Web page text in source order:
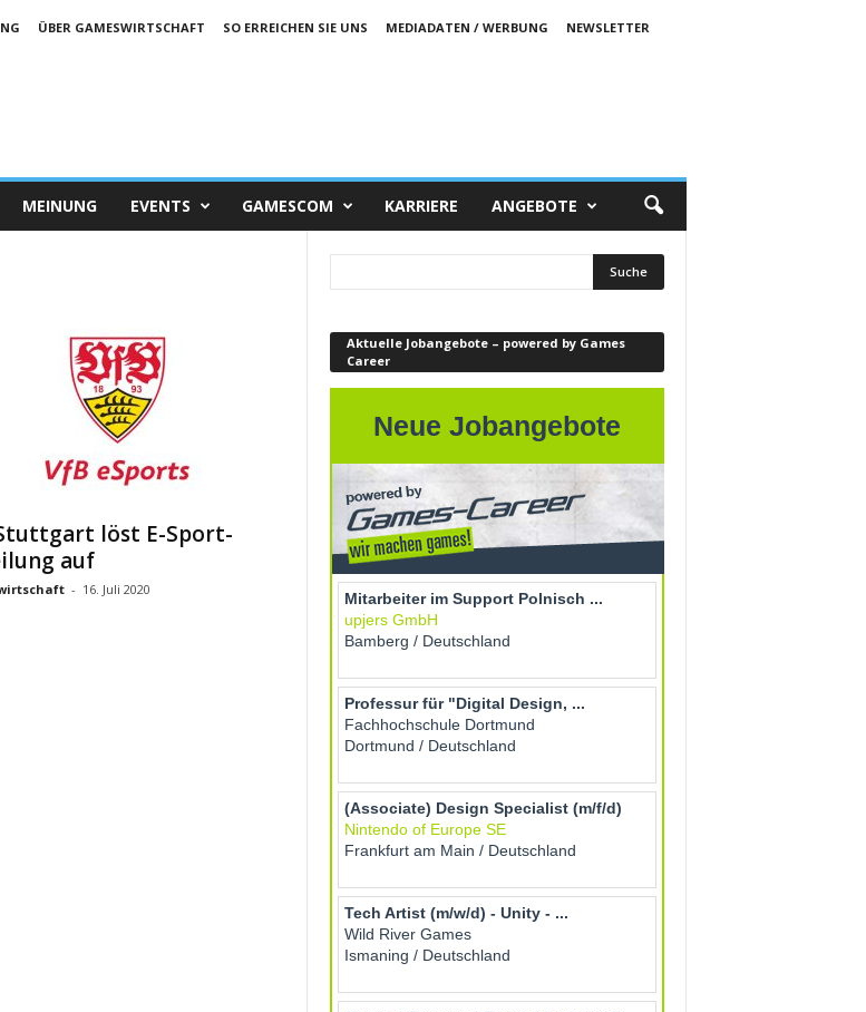
ÜBER GAMESWIRTSCHAFT SO ERREICHEN SIE UNS MEDIADATEN / WERBUNG
NEWSLETTER
MEINUNG EVENTS GAMESCOM KARRIERE ANGEBOTE
löst E-Sport-
auf
- 16. Juli 2020
Aktuelle Jobangebote – powered by Games
Career